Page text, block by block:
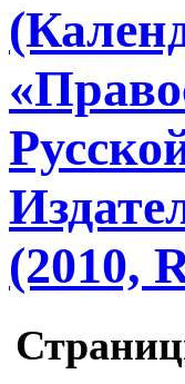
(2010,